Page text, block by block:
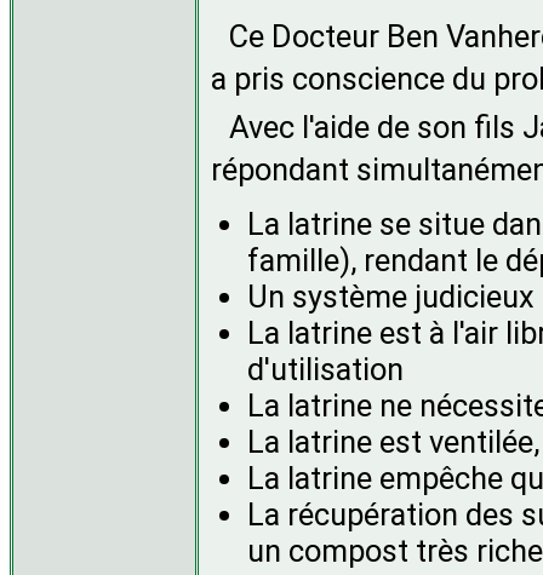
Ce Docteur Ben
a pris conscience du
Avec l'aide de son fils
répondant
La latrine se situe
famille), rendant le
Un système
La latrine est à l'air
d'utilisation
La latrine ne
La latrine est
La latrine empêche
La récupération des
un compost très